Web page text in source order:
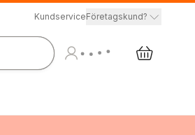
KundserviceFöretagskund?